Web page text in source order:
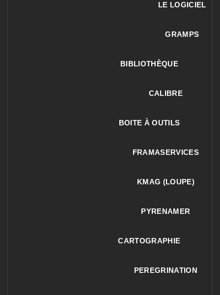
LE LOGICIEL
GRAMPS
BIBLIOTHÈQUE
CALIBRE
BOITE À OUTILS
FRAMASERVICES
KMAG (LOUPE)
PYRENAMER
CARTOGRAPHIE
PEREGRINATION